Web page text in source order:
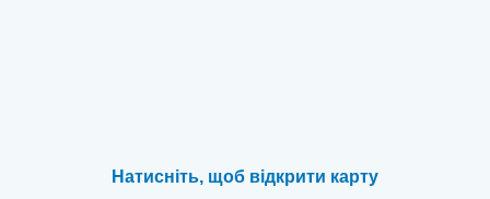
Натисніть, щоб відкрити карту